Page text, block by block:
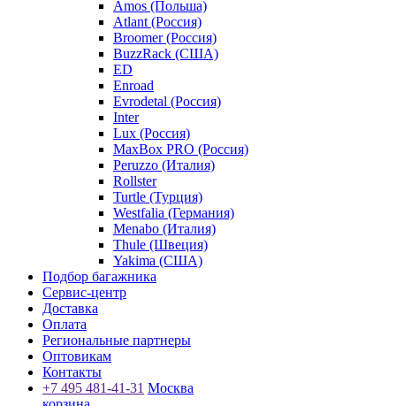
Amos (Польша)
Atlant (Россия)
Broomer (Россия)
BuzzRack (США)
ED
Enroad
Evrodetal (Россия)
Inter
Lux (Россия)
MaxBox PRO (Россия)
Peruzzo (Италия)
Rollster
Turtle (Турция)
Westfalia (Германия)
Menabo (Италия)
Thule (Швеция)
Yakima (США)
Подбор багажника
Сервис-центр
Доставка
Оплата
Региональные партнеры
Оптовикам
Контакты
+7 495 481-41-31 Москва